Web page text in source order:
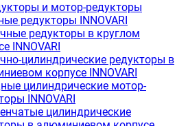
и мотор-редукторы
редукторы INNOVARI
редукторы в круглом
INNOVARI
цилиндрические редукторы в
корпусе INNOVARI
цилиндрические мотор-
INNOVARI
цилиндрические